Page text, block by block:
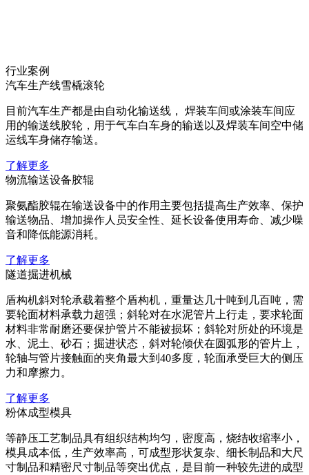
行业案例
汽车生产线雪橇滚轮
目前汽车生产都是由自动化输送线， 焊装车间或涂装车间应
用的输送线胶轮，用于气车白车身的输送以及焊装车间空中储
运线车身储存输送。
了解更多
物流输送设备胶辊
聚氨酯胶辊在输送设备中的作用主要包括提高生产效率、保护
输送物品、增加操作人员安全性、延长设备使用寿命、减少噪
音和降低能源消耗。
了解更多
隧道掘进机械
‌盾构机斜对轮承载着整个盾构机，重量达几十吨到几百吨，需
要轮面材料承载力超强；斜轮对在水泥管片上行走，要求轮面
材料非常耐磨还要保护管片不能被损坏；斜轮对所处的环境是
水、泥土、砂石；掘进状态，斜对轮倾伏在圆弧形的管片上，
轮轴与管片接触面的夹角最大到40多度，轮面承受巨大的侧压
力和摩擦力。
了解更多
粉体成型模具
‌等静压工艺制品具有组织结构均匀，密度高，烧结收缩率小，
模具成本低，生产效率高，可成型形状复杂、细长制品和大尺
寸制品和精密尺寸制品等突出优点，是目前一种较先进的成型